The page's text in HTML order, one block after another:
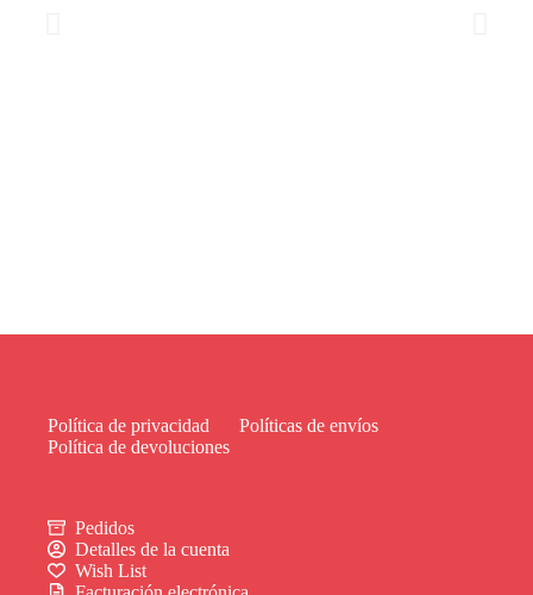
Política de privacidad
Políticas de envíos
Política de devoluciones
Pedidos
Detalles de la cuenta
Wish List